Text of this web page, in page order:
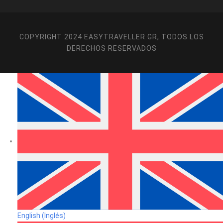
alojamiento.
DÍA 8
Después del desayuno, salida hacia el aeropuerto para
tomar el vuelo de regreso a Estambul para conectar con
su vuelo de regreso a casa.
Para obtener más información y reservar este tour,
utilice el siguiente formulario.
Easytraveller.gr52 Amalias Avenue, 10558 Athens,
GreeceTel, Viber, Whatsapp, Telegram: +306939896394
Su nombre
COPYRIGHT 2024 EASYTRAVELLER.GR, TODOS LOS
DERECHOS RESERVADOS
English ( Inglés)